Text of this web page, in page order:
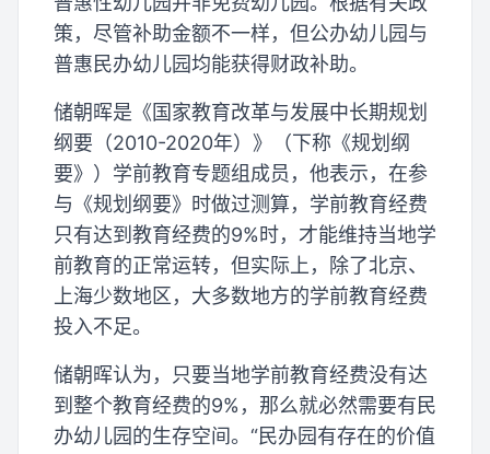
策，尽管补助金额不一样，但公办幼儿园与
普惠民办幼儿园均能获得财政补助。
储朝晖是《国家教育改革与发展中长期规划
纲要（2010-2020年）》（下称《规划纲
要》）学前教育专题组成员，他表示，在参
与《规划纲要》时做过测算，学前教育经费
只有达到教育经费的9%时，才能维持当地学
前教育的正常运转，但实际上，除了北京、
上海少数地区，大多数地方的学前教育经费
投入不足。
储朝晖认为，只要当地学前教育经费没有达
到整个教育经费的9%，那么就必然需要有民
办幼儿园的生存空间。“民办园有存在的价值